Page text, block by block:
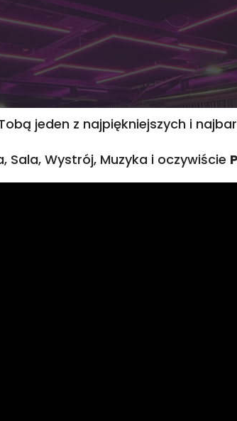
jeden z najpiękniejszych i
Wystrój, Muzyka i oczywiście